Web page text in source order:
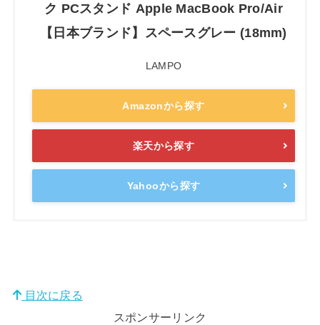
ク PCスタンド Apple MacBook Pro/Air
【日本ブランド】スペースグレー (18mm)
LAMPO
Amazonから探す
楽天から探す
Yahooから探す
目次に戻る
スポンサーリンク